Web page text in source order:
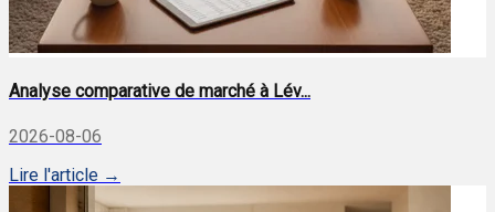
Analyse comparative de marché à Lév...
2026-08-06
Lire l'article →